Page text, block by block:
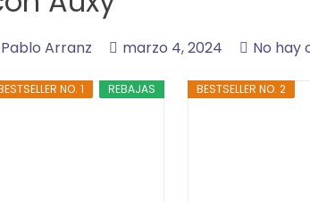
Pablo Arranz marzo 4, 2024 No hay
REBAJAS
NO. 1 BESTSELLER NO. 2